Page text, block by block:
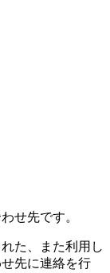
せ先です。
た、また利用し
先に連絡を行